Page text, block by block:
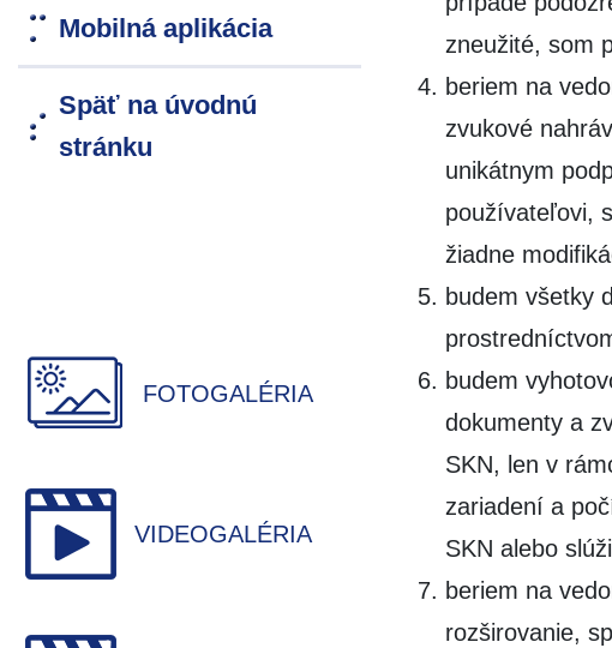
Mobilná aplikácia
Späť na úvodnú
stránku
FOTOGALÉRIA
VIDEOGALÉRIA
zneužité, som
beriem na
zvukové
unikátnym
používateľovi,
žiadne
budem všetky
budem
dokumenty a
SKN, len v
zariadení a
SKN alebo
beriem na
rozširovanie,